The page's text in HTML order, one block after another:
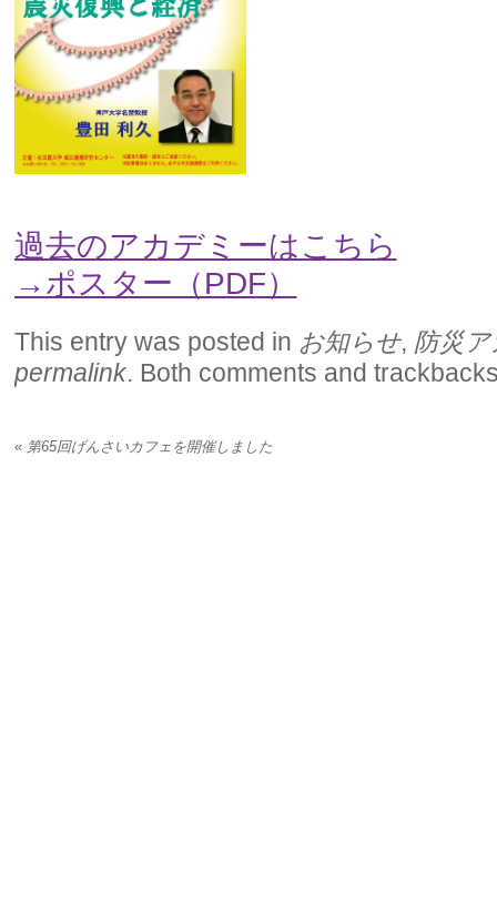
過去のアカデミーはこちら
→ポスター（PDF）
This entry was posted in お知らせ, 防災
permalink. Both comments and
«第65回げんさいカフェを開催しました